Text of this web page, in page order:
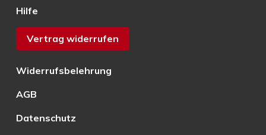
Hilfe
Vertrag widerrufen
Widerrufsbelehrung
AGB
Datenschutz